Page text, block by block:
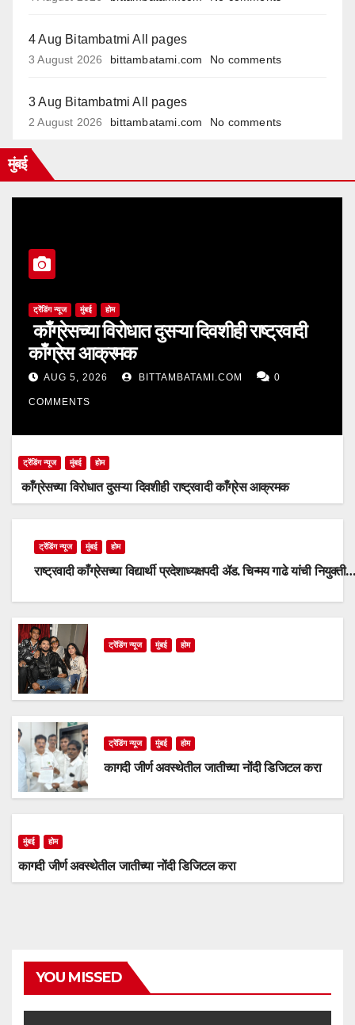
4 Aug Bitambatmi All pages
3 August 2026 bittambatami.com No comments
3 Aug Bitambatmi All pages
2 August 2026 bittambatami.com No comments
मुंबई
ट्रेंडिंग न्यूज मुंबई होम
काँग्रेसच्या विरोधात दुसऱ्या दिवशीही राष्ट्रवादी
काँग्रेस आक्रमक
AUG 5, 2026 BITTAMBATAMI.COM 0
COMMENTS
ट्रेंडिंग न्यूज मुंबई होम
काँग्रेसच्या विरोधात दुसऱ्या दिवशीही राष्ट्रवादी काँग्रेस आक्रमक
ट्रेंडिंग न्यूज मुंबई होम
राष्ट्रवादी काँग्रेसच्या विद्यार्थी प्रदेशाध्यक्षपदी ॲड. चिन्मय गाढे यांची नियुक्ती…
ट्रेंडिंग न्यूज मुंबई होम
ट्रेंडिंग न्यूज मुंबई होम
कागदी जीर्ण अवस्थेतील जातीच्या नोंदी डिजिटल करा
मुंबई होम
कागदी जीर्ण अवस्थेतील जातीच्या नोंदी डिजिटल करा
YOU MISSED